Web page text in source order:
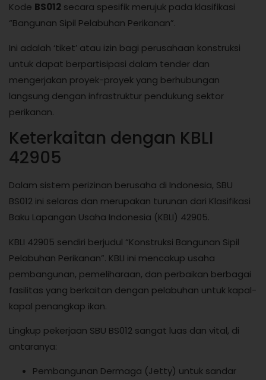
Kode BS012 secara spesifik merujuk pada klasifikasi
“Bangunan Sipil Pelabuhan Perikanan”.
Ini adalah ‘tiket’ atau izin bagi perusahaan konstruksi
untuk dapat berpartisipasi dalam tender dan
mengerjakan proyek-proyek yang berhubungan
langsung dengan infrastruktur pendukung sektor
perikanan.
Keterkaitan dengan KBLI
42905
Dalam sistem perizinan berusaha di Indonesia, SBU
BS012 ini selaras dan merupakan turunan dari Klasifikasi
Baku Lapangan Usaha Indonesia (KBLI) 42905.
KBLI 42905 sendiri berjudul “Konstruksi Bangunan Sipil
Pelabuhan Perikanan”. KBLI ini mencakup usaha
pembangunan, pemeliharaan, dan perbaikan berbagai
fasilitas yang berkaitan dengan pelabuhan untuk kapal-
kapal penangkap ikan.
Lingkup pekerjaan SBU BS012 sangat luas dan vital, di
antaranya:
Pembangunan Dermaga (Jetty) untuk sandar